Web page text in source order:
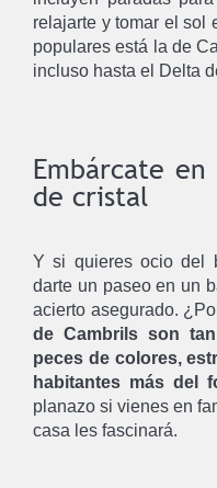
relajarte y tomar el sol
populares está la de
incluso hasta el Delta
Embárcate
de cristal
Y si quieres ocio del
darte un paseo en un
acierto asegurado.
de Cambrils son
peces de colores,
habitantes más del
planazo si vienes en
casa les fascinará.